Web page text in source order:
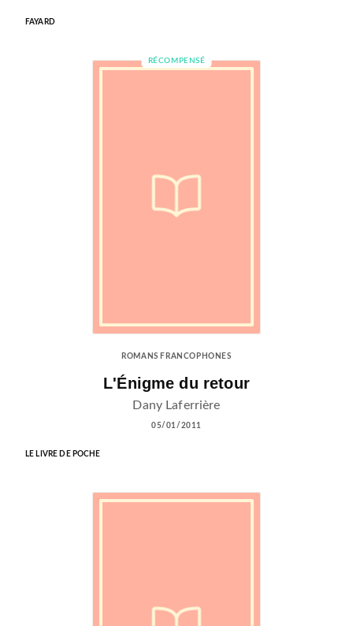
FAYARD
RÉCOMPENSÉ
ROMANS FRANCOPHONES
L'Énigme du retour
Dany Laferrière
05/01/2011
LE LIVRE DE POCHE